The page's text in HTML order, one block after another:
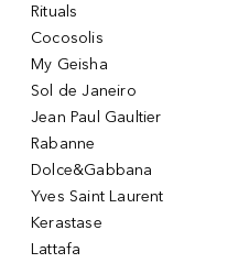
Rituals
Cocosolis
My Geisha
Sol de Janeiro
Jean Paul Gaultier
Rabanne
Dolce&Gabbana
Yves Saint Laurent
Kerastase
Lattafa